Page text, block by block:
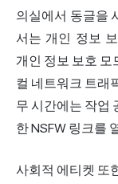
의실에서 동글을
서는 개인 정보
개인 정보 보호
컬 네트워크 트래
무 시간에는 작업
한 NSFW 링크를
사회적 에티켓 또